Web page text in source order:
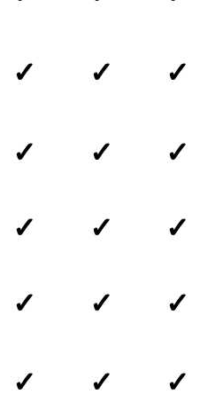
✓ ✓ ✓
✓ ✓ ✓
✓ ✓ ✓
✓ ✓ ✓
✓ ✓ ✓